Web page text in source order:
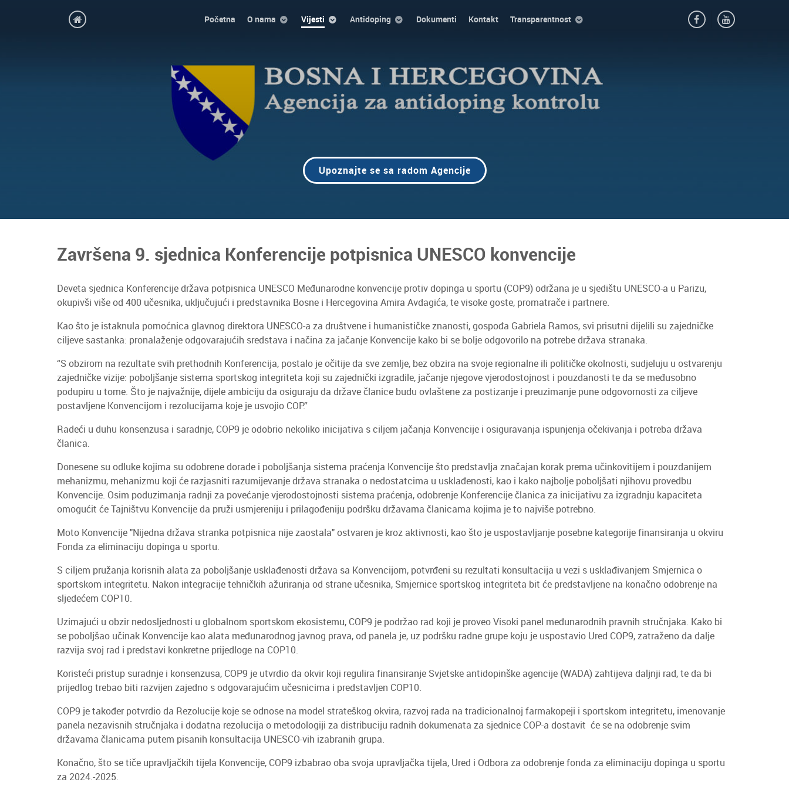
Početna O nama Vijesti Antidoping Dokumenti Kontakt Transparentnost
Upoznajte se sa radom Agencije
Završena 9. sjednica Konferencije potpisnica UNESCO konvencije
Deveta sjednica Konferencije država potpisnica UNESCO Međunarodne konvencije protiv dopinga u sportu (COP9) održana je u sjedištu UNESCO-a u Parizu,
okupivši više od 400 učesnika, uključujući i predstavnika Bosne i Hercegovina Amira Avdagića, te visoke goste, promatrače i partnere.
Kao što je istaknula pomoćnica glavnog direktora UNESCO-a za društvene i humanističke znanosti, gospođa Gabriela Ramos, svi prisutni dijelili su zajedničke
ciljeve sastanka: pronalaženje odgovarajućih sredstava i načina za jačanje Konvencije kako bi se bolje odgovorilo na potrebe država stranaka.
“S obzirom na rezultate svih prethodnih Konferencija, postalo je očitije da sve zemlje, bez obzira na svoje regionalne ili političke okolnosti, sudjeluju u ostvarenju
zajedničke vizije: poboljšanje sistema sportskog integriteta koji su zajednički izgradile, jačanje njegove vjerodostojnost i pouzdanosti te da se međusobno
podupiru u tome. Što je najvažnije, dijele ambiciju da osiguraju da države članice budu ovlaštene za postizanje i preuzimanje pune odgovornosti za ciljeve
postavljene Konvencijom i rezolucijama koje je usvojio COP.”
Radeći u duhu konsenzusa i saradnje, COP9 je odobrio nekoliko inicijativa s ciljem jačanja Konvencije i osiguravanja ispunjenja očekivanja i potreba država
članica.
Donesene su odluke kojima su odobrene dorade i poboljšanja sistema praćenja Konvencije što predstavlja značajan korak prema učinkovitijem i pouzdanijem
mehanizmu, mehanizmu koji će razjasniti razumijevanje država stranaka o nedostatcima u usklađenosti, kao i kako najbolje poboljšati njihovu provedbu
Konvencije. Osim poduzimanja radnji za povećanje vjerodostojnosti sistema praćenja, odobrenje Konferencije članica za inicijativu za izgradnju kapaciteta
omogućit će Tajništvu Konvencije da pruži usmjereniju i prilagođeniju podršku državama članicama kojima je to najviše potrebno.
Moto Konvencije "Nijedna država stranka potpisnica nije zaostala" ostvaren je kroz aktivnosti, kao što je uspostavljanje posebne kategorije finansiranja u okviru
Fonda za eliminaciju dopinga u sportu.
S ciljem pružanja korisnih alata za poboljšanje usklađenosti država sa Konvencijom, potvrđeni su rezultati konsultacija u vezi s usklađivanjem Smjernica o
sportskom integritetu. Nakon integracije tehničkih ažuriranja od strane učesnika, Smjernice sportskog integriteta bit će predstavljene na konačno odobrenje na
sljedećem COP10.
Uzimajući u obzir nedosljednosti u globalnom sportskom ekosistemu, COP9 je podržao rad koji je proveo Visoki panel međunarodnih pravnih stručnjaka. Kako bi
se poboljšao učinak Konvencije kao alata međunarodnog javnog prava, od panela je, uz podršku radne grupe koju je uspostavio Ured COP9, zatraženo da dalje
razvija svoj rad i predstavi konkretne prijedloge na COP10.
Koristeći pristup suradnje i konsenzusa, COP9 je utvrdio da okvir koji regulira finansiranje Svjetske antidopinške agencije (WADA) zahtijeva daljnji rad, te da bi
prijedlog trebao biti razvijen zajedno s odgovarajućim učesnicima i predstavljen COP10.
COP9 je također potvrdio da Rezolucije koje se odnose na model strateškog okvira, razvoj rada na tradicionalnoj farmakopeji i sportskom integritetu, imenovanje
panela nezavisnih stručnjaka i dodatna rezolucija o metodologiji za distribuciju radnih dokumenata za sjednice COP-a dostavit će se na odobrenje svim
državama članicama putem pisanih konsultacija UNESCO-vih izabranih grupa.
Konačno, što se tiče upravljačkih tijela Konvencije, COP9 izbabrao oba svoja upravljačka tijela, Ured i Odbora za odobrenje fonda za eliminaciju dopinga u sportu
za 2024.-2025.